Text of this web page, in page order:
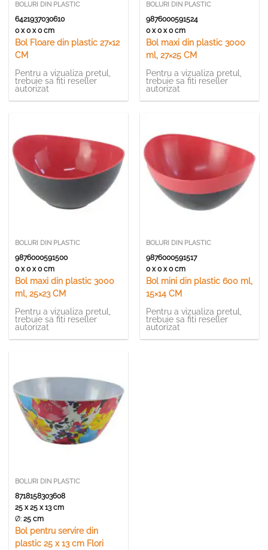
BOLURI DIN PLASTIC
6421937030610
0 x 0 x 0 cm
Bol Floare din plastic 27×12
CM
Pentru a vizualiza pretul,
trebuie sa fiti reseller
autorizat
BOLURI DIN PLASTIC
9876000591524
0 x 0 x 0 cm
Bol maxi din plastic 3000
ml, 27×25 CM
Pentru a vizualiza pretul,
trebuie sa fiti reseller
autorizat
BOLURI DIN PLASTIC
9876000591500
0 x 0 x 0 cm
Bol maxi din plastic 3000
ml, 25×23 CM
Pentru a vizualiza pretul,
trebuie sa fiti reseller
autorizat
BOLURI DIN PLASTIC
9876000591517
0 x 0 x 0 cm
Bol mini din plastic 600 ml,
15×14 CM
Pentru a vizualiza pretul,
trebuie sa fiti reseller
autorizat
BOLURI DIN PLASTIC
8718158303608
25 x 25 x 13 cm
Ø:25 cm
Bol pentru servire din
plastic 25 x 13 cm Flori